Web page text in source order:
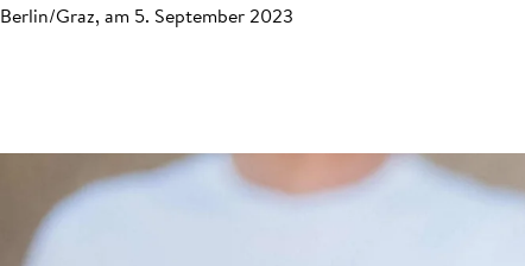
Berlin/Graz, am 5. September 2023